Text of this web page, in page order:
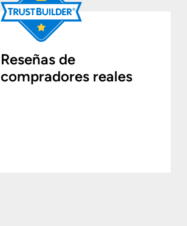
Reseñas de
compradores reales